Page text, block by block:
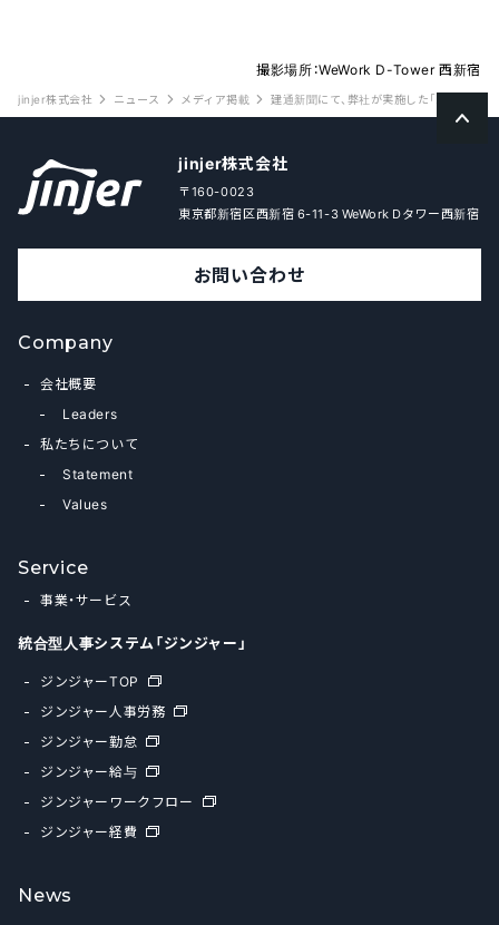
jinjer株式会社 ニュース メディア掲載 建通新聞にて、弊社が実施した「バックオ
撮影場所：WeWork D-Tower 西新宿
jinjer株式会社
〒160-0023
東京都新宿区西新宿 6-11-3 WeWork Dタワー西新宿
お問い合わせ
Company
会社概要
Leaders
私たちについて
Statement
Values
Service
事業・サービス
統合型人事システム「ジンジャー」
ジンジャーTOP
ジンジャー人事労務
ジンジャー勤怠
ジンジャー給与
ジンジャーワークフロー
ジンジャー経費
News